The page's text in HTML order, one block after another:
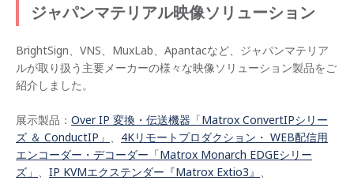
ジャパンマテリアル映像ソリューション
BrightSign、VNS、MuxLab、Apantacなど、ジャパンマテリア
ルが取り扱う主要メーカーの様々な映像ソリューション製品をご
紹介しました。
展示製品： Over IP 変換・伝送機器「Matrox ConvertIPシリー
ズ ＆ ConductIP」
4Kリモートプロダクション・ WEB配信用
エンコーダー・デコーダー「Matrox Monarch EDGEシリー
ズ」
IP KVMエクステンダー『Matrox Extio3』